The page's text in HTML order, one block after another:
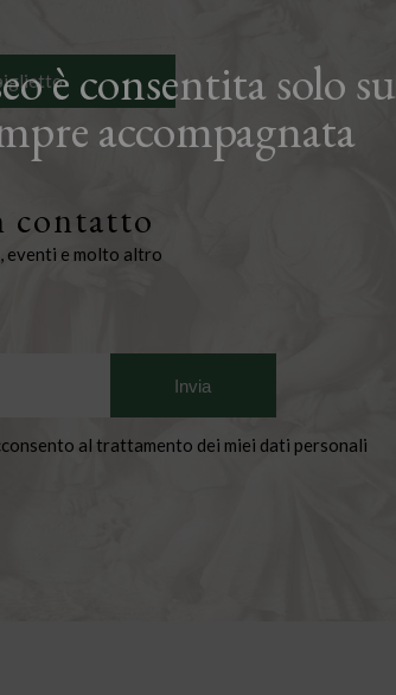
contatto
eventi e molto altro
al trattamento dei miei dati personali
è consentita solo su
accompagnata